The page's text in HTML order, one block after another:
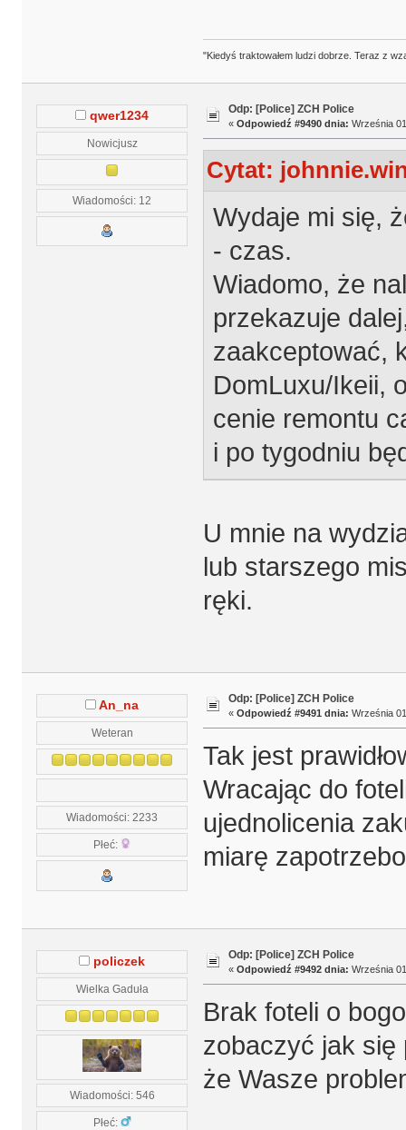
"Kiedyś traktowałem ludzi dobrze. Teraz z
qwer1234
Nowicjusz
Wiadomości: 12
Odp: [Police] ZCH Police
« Odpowiedź #9490 dnia: Września
Cytat:
Wydaje mi się,
- czas.
Wiadomo, że
przekazuje
zaakceptować,
DomLuxu/Ikeii,
cenie remontu
i po tygodniu
U mnie na
lub starszego
ręki.
An_na
Weteran
Wiadomości: 2233
Płeć:
Odp: [Police] ZCH Police
« Odpowiedź #9491 dnia: Września
Tak jest
Wracając do
ujednolicenia
miarę
policzek
Wielka Gaduła
Wiadomości: 546
Płeć:
Odp: [Police] ZCH Police
« Odpowiedź #9492 dnia: Września
Brak foteli o
zobaczyć jak się
że Wasze